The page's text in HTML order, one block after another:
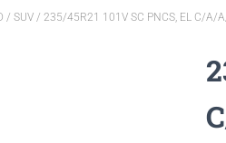
/ SUV / 235/45R21 101V SC PNCS, EL C/A/